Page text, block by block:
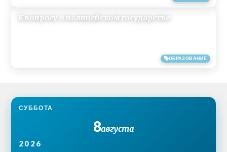
ОБРАЗОВАНИЕ
К вопросу о полицейском государстве
СУББОТА
8августа
2026